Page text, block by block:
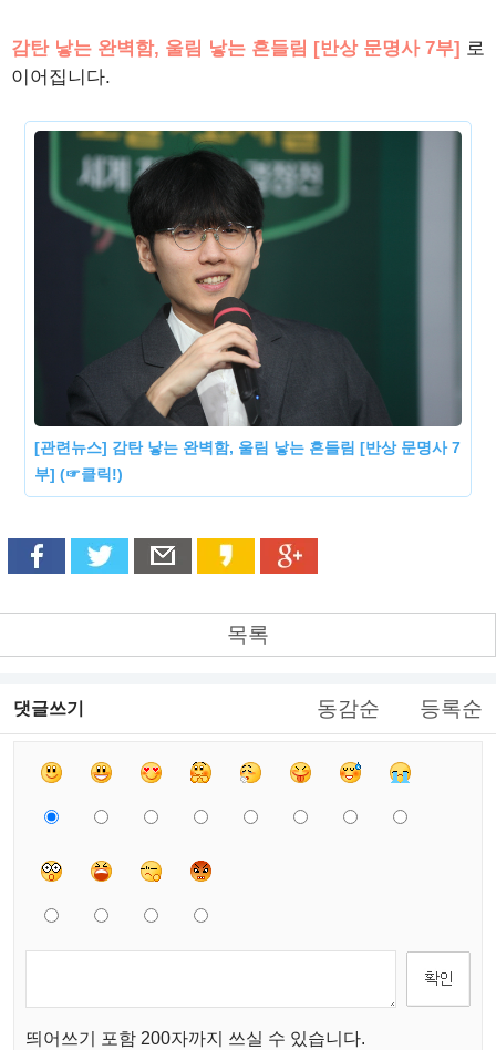
감탄 낳는 완벽함, 울림 낳는 흔들림 [반상 문명사 7부] 로
이어집니다.
[관련뉴스] 감탄 낳는 완벽함, 울림 낳는 흔들림 [반상 문명사 7
부] (☞클릭!)
목록
댓글쓰기 동감순 등록순
띄어쓰기 포함 200자까지 쓰실 수 있습니다.